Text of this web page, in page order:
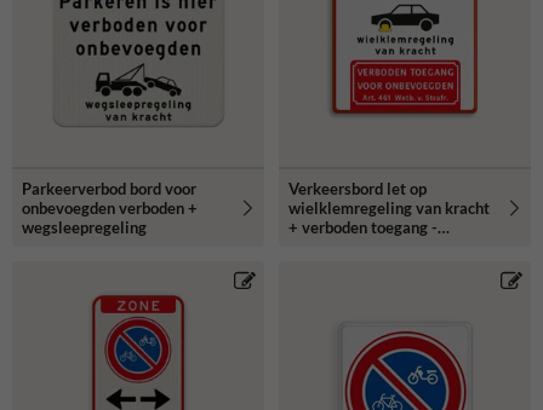
Parkeerverbod bord voor
onbevoegden verboden +
wegsleepregeling
Verkeersbord let op
wielklemregeling van kracht
+ verboden toegang -